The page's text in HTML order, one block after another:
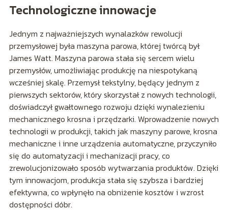
Technologiczne innowacje
Jednym z najważniejszych wynalazków rewolucji
przemysłowej była maszyna parowa, której twórcą był
James Watt. Maszyna parowa stała się sercem wielu
przemysłów, umożliwiając produkcję na niespotykaną
wcześniej skalę. Przemysł tekstylny, będący jednym z
pierwszych sektorów, który skorzystał z nowych technologii,
doświadczył gwałtownego rozwoju dzięki wynalezieniu
mechanicznego krosna i przędzarki. Wprowadzenie nowych
technologii w produkcji, takich jak maszyny parowe, krosna
mechaniczne i inne urządzenia automatyczne, przyczyniło
się do automatyzacji i mechanizacji pracy, co
zrewolucjonizowało sposób wytwarzania produktów. Dzięki
tym innowacjom, produkcja stała się szybsza i bardziej
efektywna, co wpłynęło na obniżenie kosztów i wzrost
dostępności dóbr.